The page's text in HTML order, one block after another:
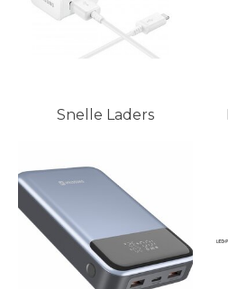
Snelle Laders